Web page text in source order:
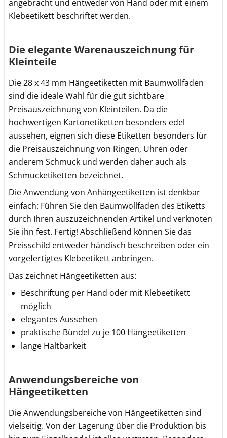
angebracht und entweder von Hand oder mit einem
Klebeetikett beschriftet werden.
Die elegante Warenauszeichnung für
Kleinteile
Die 28 x 43 mm Hängeetiketten mit Baumwollfaden
sind die ideale Wahl für die gut sichtbare
Preisauszeichnung von Kleinteilen. Da die
hochwertigen Kartonetiketten besonders edel
aussehen, eignen sich diese Etiketten besonders für
die Preisauszeichnung von Ringen, Uhren oder
anderem Schmuck und werden daher auch als
Schmucketiketten bezeichnet.
Die Anwendung von Anhängeetiketten ist denkbar
einfach: Führen Sie den Baumwollfaden des Etiketts
durch Ihren auszuzeichnenden Artikel und verknoten
Sie ihn fest. Fertig! Abschließend können Sie das
Preisschild entweder händisch beschreiben oder ein
vorgefertigtes Klebeetikett anbringen.
Das zeichnet Hängeetiketten aus:
Beschriftung per Hand oder mit Klebeetikett
möglich
elegantes Aussehen
praktische Bündel zu je 100 Hängeetiketten
lange Haltbarkeit
Anwendungsbereiche von
Hängeetiketten
Die Anwendungsbereiche von Hängeetiketten sind
vielseitig. Von der Lagerung über die Produktion bis